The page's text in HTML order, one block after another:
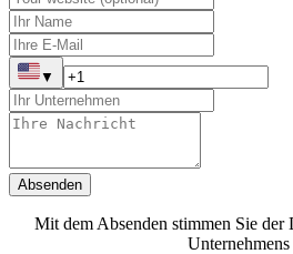
▼
Absenden
Mit dem Absenden stimmen Sie der
Unternehmens